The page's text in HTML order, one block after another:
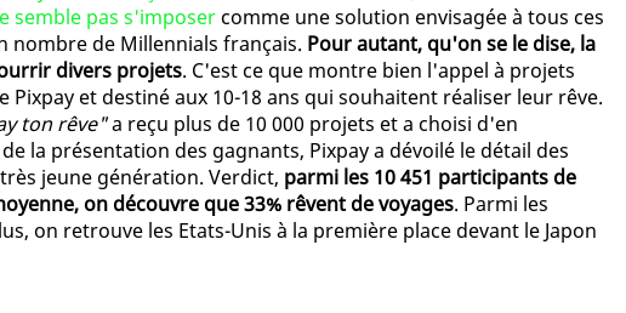
semble pas s'imposercomme une solution envisagée à tous ces
nombre de Millennials français. Pour autant, qu'on se le dise, la
divers projets. C'est ce que montre bien l'appel à projets
Pixpay et destiné aux 10-18 ans qui souhaitent réaliser leur rêve.
ton rêve"a reçu plus de 10 000 projets et a choisi d'en
la présentation des gagnants, Pixpay a dévoilé le détail des
jeune génération. Verdict, parmi les 10 451 participants de
on découvre que 33% rêvent de voyages. Parmi les
on retrouve les Etats-Unis à la première place devant le Japon